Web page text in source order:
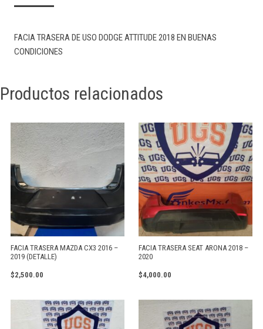
FACIA TRASERA DE USO DODGE ATTITUDE 2018 EN BUENAS
CONDICIONES
Productos relacionados
FACIA TRASERA MAZDA CX3 2016 –
2019 (DETALLE)
$2,500.00
FACIA TRASERA SEAT ARONA 2018 –
2020
$4,000.00